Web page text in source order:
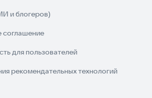
и блогеров)
соглашение
для пользователей
рекомендательных технологий